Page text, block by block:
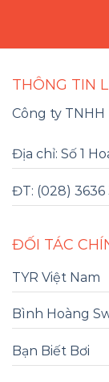
THÔNG TIN
Công ty TNHH
Địa chỉ: Số 1
ĐT: (028) 3636
ĐỐI TÁC
TYR Việt Nam
Bình Hoàng
Bạn Biết Bơi